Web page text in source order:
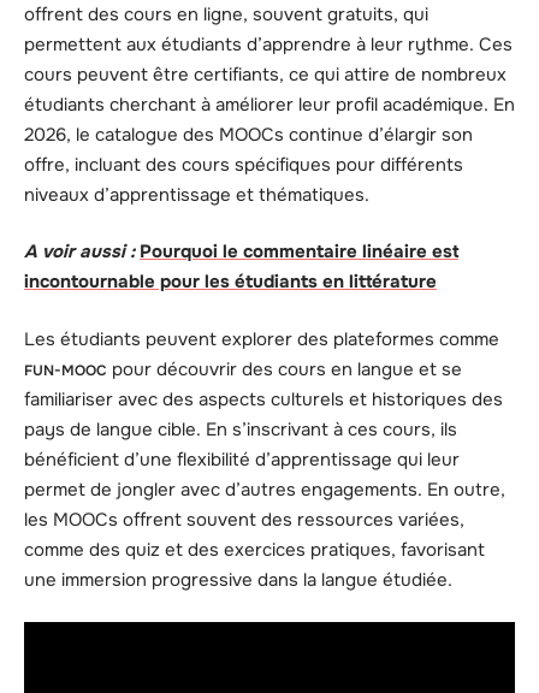
offrent des cours en ligne, souvent gratuits, qui
permettent aux étudiants d’apprendre à leur rythme. Ces
cours peuvent être certifiants, ce qui attire de nombreux
étudiants cherchant à améliorer leur profil académique. En
2026, le catalogue des MOOCs continue d’élargir son
offre, incluant des cours spécifiques pour différents
niveaux d’apprentissage et thématiques.
A voir aussi : Pourquoi le commentaire linéaire est
incontournable pour les étudiants en littérature
Les étudiants peuvent explorer des plateformes comme
FUN-MOOC pour découvrir des cours en langue et se
familiariser avec des aspects culturels et historiques des
pays de langue cible. En s’inscrivant à ces cours, ils
bénéficient d’une flexibilité d’apprentissage qui leur
permet de jongler avec d’autres engagements. En outre,
les MOOCs offrent souvent des ressources variées,
comme des quiz et des exercices pratiques, favorisant
une immersion progressive dans la langue étudiée.